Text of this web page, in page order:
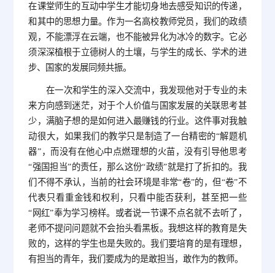
在课堂师生的互动中学生才能切身地去感受知识的传递，
和其中的思想力量。作为一名高校教师党员，我们的政绩
观，不能漂浮在云端，也不能被异化为冰冷的数字。它必
须深深植根于立德树人的土壤，与学生的成长、学术的进
步、国家的发展同频共振。
在一次和学生的深入交流中，我发现他对于专业的未
来方向感到迷茫，对于个人价值与国家发展的关联思考甚
少，满脑子想的是如何进入最赚钱的行业。这件事对我触
动很大，如果我们的教学只是制造了一台精密的“解题机
器”，而没有在他心中点燃理想的火苗，没有引导他思考
“强国担当”的责任，那么这份“政绩”就是打了折扣的。我
们不得不承认，当前的社会环境是非常“卷”的，但“卷”不
代表只看重金钱和权利，只看中能否获利，甚至把一些
“网红”奉为学习榜样。或者说一节课不点名就不去听了，
老师不提问问题就不会抬头看黑板。我想这样的教育是失
败的，这样的学生也是失败的。我们要培育的是有理想，
有担当的青年，我们要成为的是敢担当，敢作为的教师。